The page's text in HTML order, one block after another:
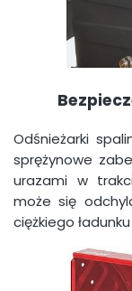
Odśnieżarki
sprężynowe
urazami w
może się
ciężkiego